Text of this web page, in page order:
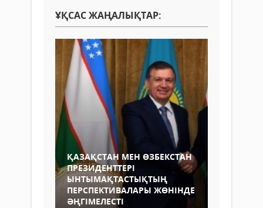
ҰҚСАС ЖАҢАЛЫҚТАР:
ҚАЗАҚСТАН МЕН ӨЗБЕКСТАН
ПРЕЗИДЕНТТЕРІ
ЫНТЫМАҚТАСТЫҚТЫҢ
ПЕРСПЕКТИВАЛАРЫ ЖӨНІНДЕ
ӘҢГІМЕЛЕСТІ